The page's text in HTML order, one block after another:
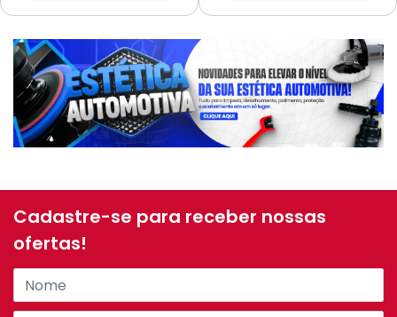
Cadastre-se para receber nossas
ofertas!